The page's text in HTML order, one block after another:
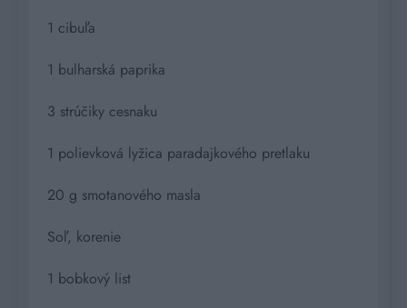
1 cibuľa
1 bulharská paprika
3 strúčiky cesnaku
1 polievková lyžica paradajkového pretlaku
20 g smotanového masla
Soľ, korenie
1 bobkový list